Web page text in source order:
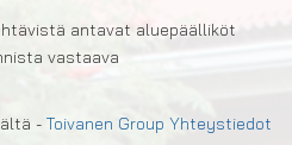
antavat aluepäälliköt
vastaava
- Toivanen Group Yhteystiedot